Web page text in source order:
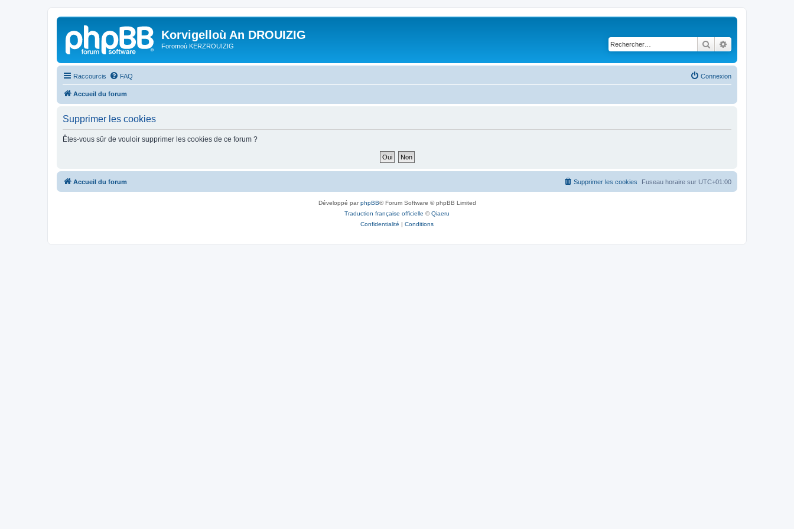
Korvigelloù An DROUIZIG
Foromoù KERZROUIZIG Rechercher
Raccourcis FAQ Connexion
Accueil du forum
Supprimer les cookies
Êtes-vous sûr de vouloir supprimer les cookies de ce forum ?
Accueil du forum Fuseau horaire sur UTC+01:00
Supprimer les cookies
Développé parphpBB® Forum Software © phpBB Limited
Traduction française officielle ©Qiaeru
Confidentialité | Conditions